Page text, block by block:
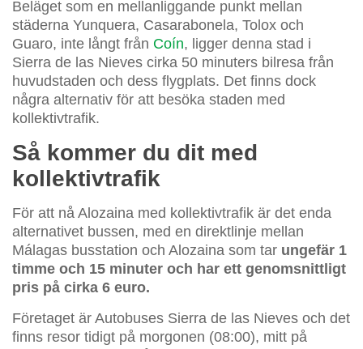
Beläget som en mellanliggande punkt mellan
städerna Yunquera, Casarabonela, Tolox och
Guaro, inte långt från Coín, ligger denna stad i
Sierra de las Nieves cirka 50 minuters bilresa från
huvudstaden och dess flygplats. Det finns dock
några alternativ för att besöka staden med
kollektivtrafik.
Så kommer du dit med
kollektivtrafik
För att nå Alozaina med kollektivtrafik är det enda
alternativet bussen, med en direktlinje mellan
Málagas busstation och Alozaina som tar ungefär 1
timme och 15 minuter och har ett genomsnittligt
pris på cirka 6 euro.
Företaget är Autobuses Sierra de las Nieves och det
finns resor tidigt på morgonen (08:00), mitt på